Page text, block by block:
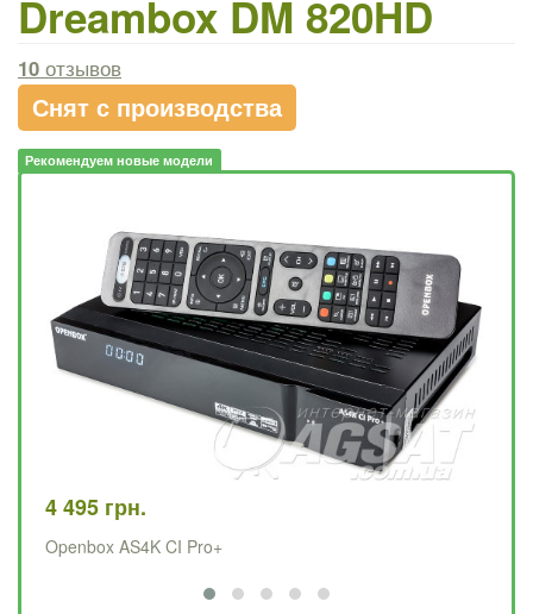
Dreambox DM 820HD
10 отзывов
Снят с производства
Рекомендуем новые модели
4 495 грн.
Openbox AS4K CI Pro+